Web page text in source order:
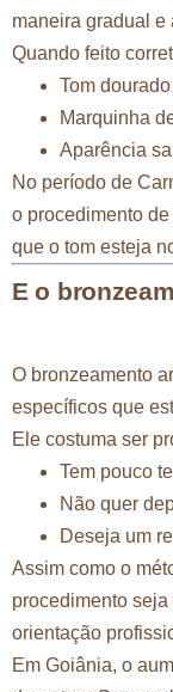
maneira gradual e
Quando feito
Tom
Marquinha
Aparência
No período de
o procedimento
que o tom esteja
E o
O bronzeamento
específicos que
Ele costuma ser
Tem pouco
Não quer
Deseja um
Assim como o
procedimento
orientação
Em Goiânia, o